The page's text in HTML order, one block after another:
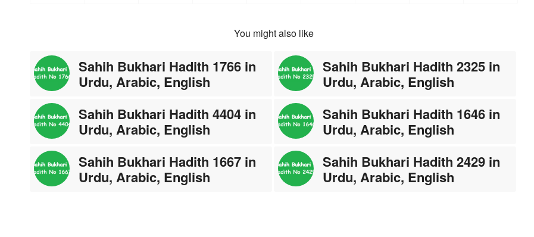
You might also like
Sahih Bukhari Hadith 1766 in
Urdu, Arabic, English
Sahih Bukhari Hadith 2325 in
Urdu, Arabic, English
Sahih Bukhari Hadith 4404 in
Urdu, Arabic, English
Sahih Bukhari Hadith 1646 in
Urdu, Arabic, English
Sahih Bukhari Hadith 1667 in
Urdu, Arabic, English
Sahih Bukhari Hadith 2429 in
Urdu, Arabic, English